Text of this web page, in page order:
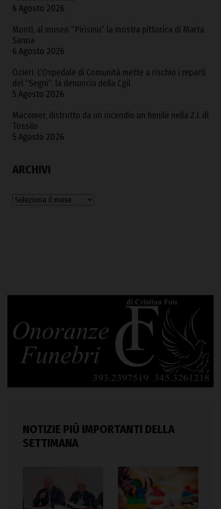
6 Agosto 2026
Monti, al museo “Pirisinu” la mostra pittorica di Marta
Sanna
6 Agosto 2026
Ozieri. L’Ospedale di Comunità mette a rischio i reparti
del “Segni”: la denuncia della Cgil
5 Agosto 2026
Macomer, distrutto da un incendio un fienile nella Z.I. di
Tossilo
5 Agosto 2026
ARCHIVI
Archivi
NOTIZIE PIÙ IMPORTANTI DELLA
SETTIMANA